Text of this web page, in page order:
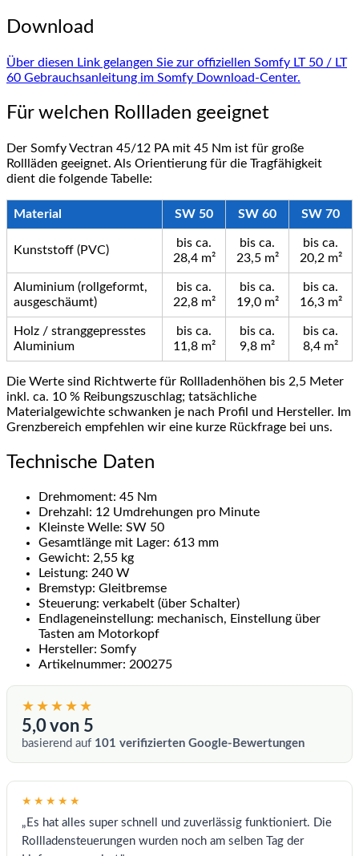
Download
Über diesen Link gelangen Sie zur offiziellen Somfy LT 50 / LT
60 Gebrauchsanleitung im Somfy Download-Center.
Für welchen Rollladen geeignet
Der Somfy Vectran 45/12 PA mit 45 Nm ist für große
Rollläden geeignet. Als Orientierung für die Tragfähigkeit
dient die folgende Tabelle:
Material SW 50 SW 60 SW 70
Kunststoff (PVC)
bis ca.
28,4 m²
bis ca.
23,5 m²
bis ca.
20,2 m²
Aluminium (rollgeformt,
ausgeschäumt)
bis ca.
22,8 m²
bis ca.
19,0 m²
bis ca.
16,3 m²
Holz / stranggepresstes
Aluminium
bis ca.
11,8 m²
bis ca.
9,8 m²
bis ca.
8,4 m²
Die Werte sind Richtwerte für Rollladenhöhen bis 2,5 Meter
inkl. ca. 10 % Reibungszuschlag; tatsächliche
Materialgewichte schwanken je nach Profil und Hersteller. Im
Grenzbereich empfehlen wir eine kurze Rückfrage bei uns.
Technische Daten
Drehmoment: 45 Nm
Drehzahl: 12 Umdrehungen pro Minute
Kleinste Welle: SW 50
Gesamtlänge mit Lager: 613 mm
Gewicht: 2,55 kg
Leistung: 240 W
Bremstyp: Gleitbremse
Steuerung: verkabelt (über Schalter)
Endlageneinstellung: mechanisch, Einstellung über
Tasten am Motorkopf
Hersteller: Somfy
Artikelnummer: 200275
★★★★★
5,0 von 5
basierend auf 101 verifizierten Google-Bewertungen
★★★★★
„Es hat alles super schnell und zuverlässig funktioniert. Die
Rollladensteuerungen wurden noch am selben Tag der